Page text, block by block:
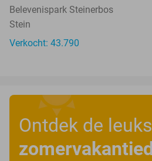
Belevenispark Steinerbos
Stein
Verkocht: 43.790
Ontdek de